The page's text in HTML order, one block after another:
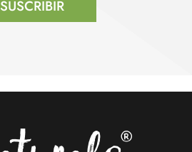
SUSCRIBIR